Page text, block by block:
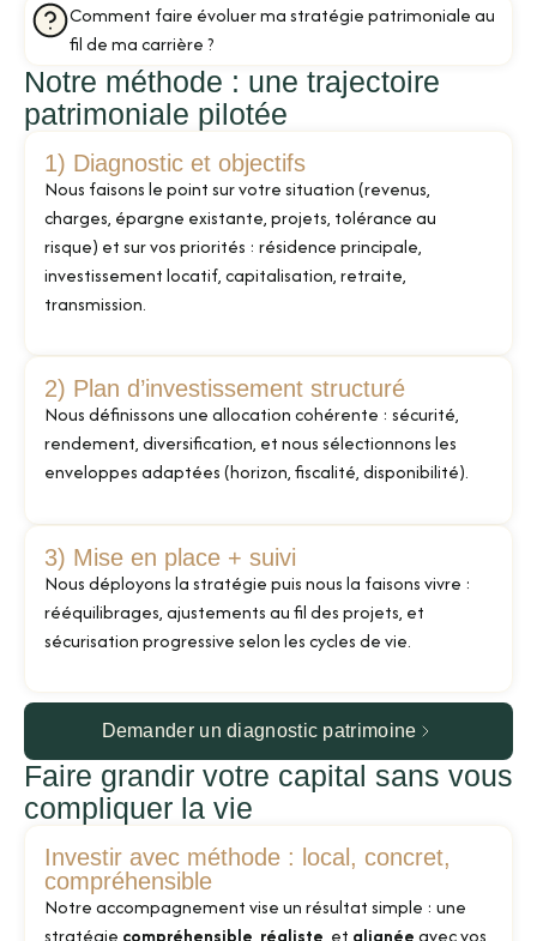
Comment faire évoluer ma stratégie patrimoniale au
fil de ma carrière ?
Notre méthode : une trajectoire
patrimoniale pilotée
1) Diagnostic et objectifs
Nous faisons le point sur votre situation (revenus,
charges, épargne existante, projets, tolérance au
risque) et sur vos priorités : résidence principale,
investissement locatif, capitalisation, retraite,
transmission.
2) Plan d’investissement structuré
Nous définissons une allocation cohérente : sécurité,
rendement, diversification, et nous sélectionnons les
enveloppes adaptées (horizon, fiscalité, disponibilité).
3) Mise en place + suivi
Nous déployons la stratégie puis nous la faisons vivre :
rééquilibrages, ajustements au fil des projets, et
sécurisation progressive selon les cycles de vie.
Demander un diagnostic patrimoine
Faire grandir votre capital sans vous
compliquer la vie
Investir avec méthode : local, concret,
compréhensible
Notre accompagnement vise un résultat simple : une
stratégie compréhensible réaliste , et alignéeavec vos